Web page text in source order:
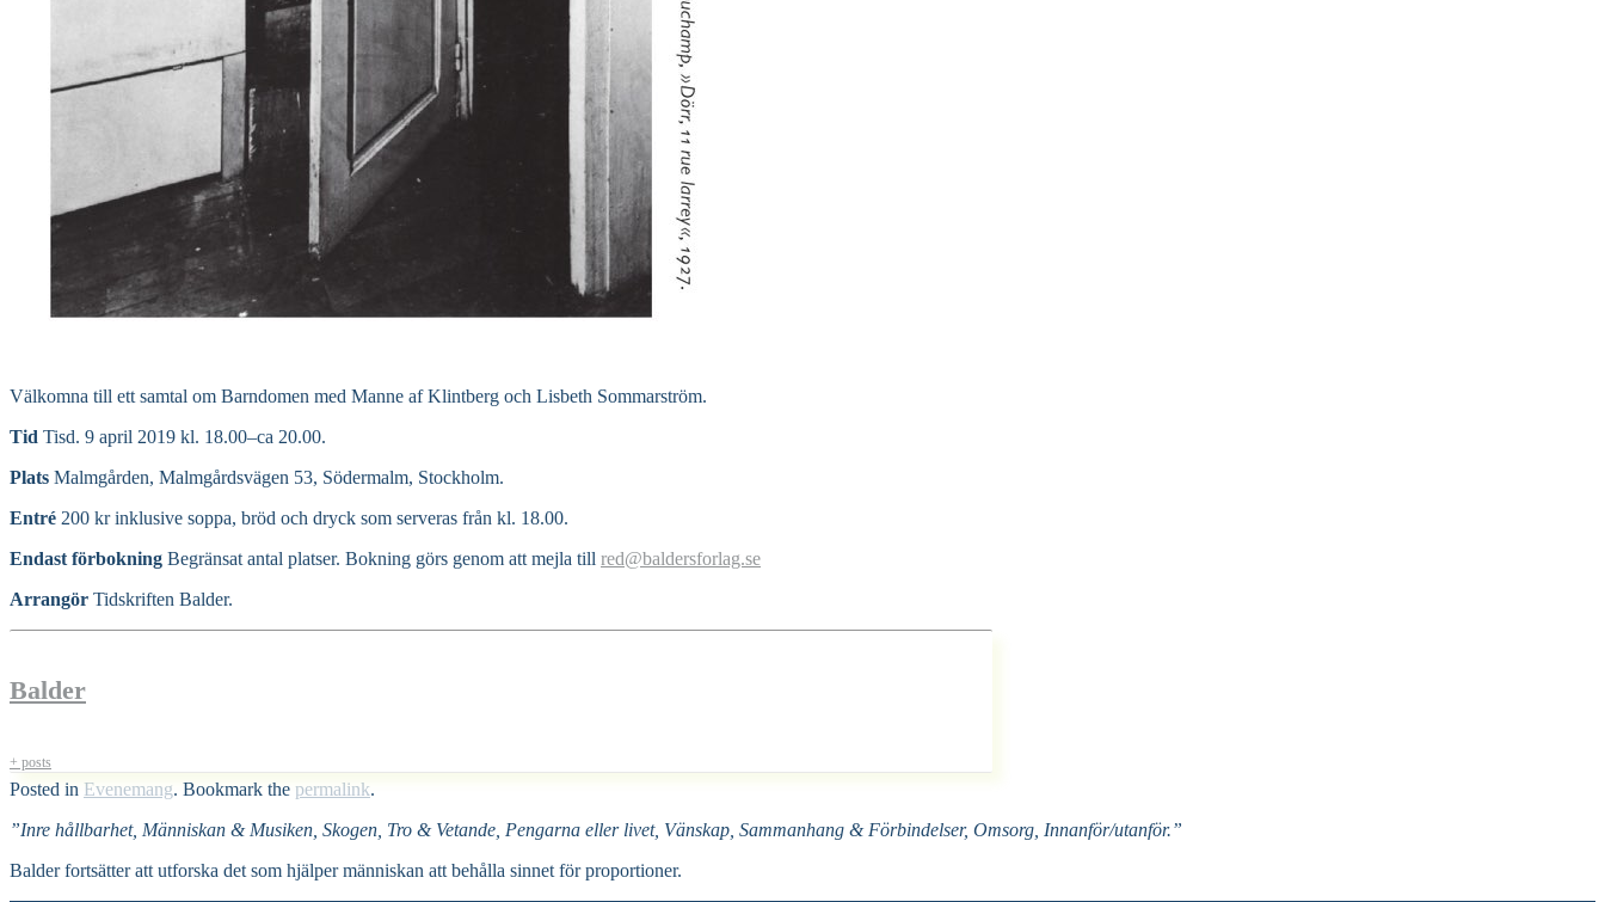
Välkomna till ett samtal om Barndomen med Manne af Klintberg och Lisbeth Sommarström.
Tid Tisd. 9 april 2019 kl. 18.00–ca 20.00.
Plats Malmgården, Malmgårdsvägen 53, Södermalm, Stockholm.
Entré 200 kr inklusive soppa, bröd och dryck som serveras från kl. 18.00.
Endast förbokning Begränsat antal platser. Bokning görs genom att mejla till red@baldersforlag.se
Arrangör Tidskriften Balder.
Balder
+ posts
Posted in Evenemang. Bookmark the permalink.
”Inre hållbarhet, Människan & Musiken, Skogen, Tro & Vetande, Pengarna eller livet, Vänskap, Sammanhang & Förbindelser, Omsorg, Innanför/utanför.”
Balder fortsätter att utforska det som hjälper människan att behålla sinnet för proportioner.